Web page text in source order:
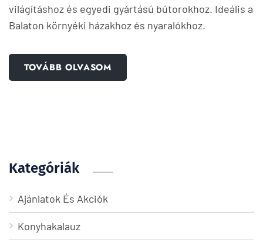
világításhoz és egyedi gyártású bútorokhoz. Ideális a
Balaton környéki házakhoz és nyaralókhoz.
TOVÁBB OLVASOM
Kategóriák
Ajánlatok És Akciók
Konyhakalauz